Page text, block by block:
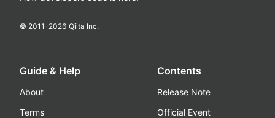
© 2011-2026 Qiita Inc.
Guide & Help
About
Terms
Contents
Release Note
Official Event